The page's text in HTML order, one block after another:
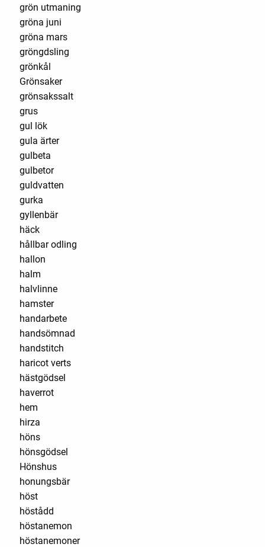
grön utmaning
gröna juni
gröna mars
gröngdsling
grönkål
Grönsaker
grönsakssalt
grus
gul lök
gula ärter
gulbeta
gulbetor
guldvatten
gurka
gyllenbär
häck
hållbar odling
hallon
halm
halvlinne
hamster
handarbete
handsömnad
handstitch
haricot verts
hästgödsel
haverrot
hem
hirza
höns
hönsgödsel
Hönshus
honungsbär
höst
höstådd
höstanemon
höstanemoner